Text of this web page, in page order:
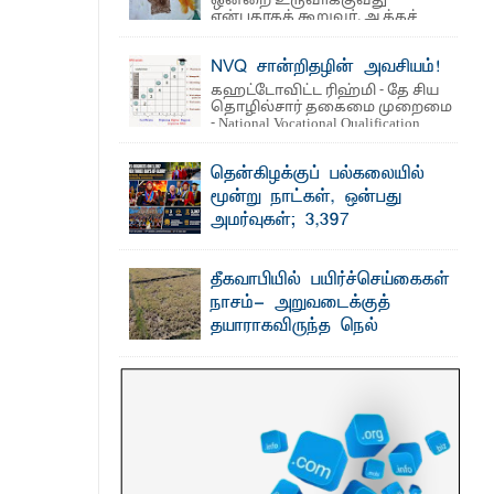
மாற்றங்களுக்கு முன்கூட்டிய
உணவுகள் கைப்பற்றப்பட்டுக் அழிப்பு
என்பதாகக் கூறுவர். ஆக்கச்
சிந்தனை ...
NVQ சான்றிதழின் அவசியம்!
கஹட்டோவிட்ட ரிஹ்மி - தே சிய
தொழில்சார் தகைமை முறைமை
- National Vocational Qualification
(NVQ) ...
தென்கிழக்குப் பல்கலையில்
மூன்று நாட்கள், ஒன்பது
அமர்வுகள்; 3,397
சிறந்த மாணவர்களுக்கு
தங்கப்பதக்கங்கள், நினைவுப் பதக்கங்கள்
மற்றும் சிறப்புப் பரிசுகள்
எம்.வை. அமீர்- ஒ லுவிலில் அமைந்துள்ள
தென்கிழக்குப் பல்கலைக்கழகத்தின்
18ஆவது பொதுப் பட்டமளிப்பு விழா ...
தீகவாபியில் பயிர்ச்செய்கைகள்
நாசம்- அறுவடைக்குத்
தயாராகவிருந்த நெல்
காட்டு யானைகள்
தீகவாபி பிரதேசத்தில் அறுவடைக்குத்
தயாரான நிலையில் காணப்பட்ட பல ...